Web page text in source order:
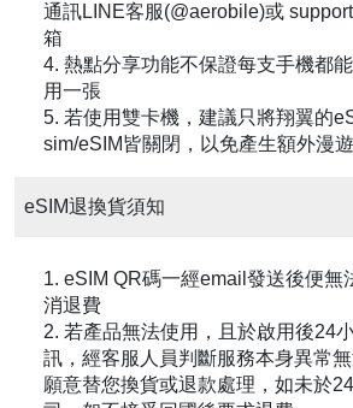
通訊LINE客服(@aerobile)或
箱
4. 熱點分享功能不保證每支手機都
用一張
5. 若使用雙卡機，建議只將翔翼的
sim/eSIM皆關閉，以免產生額外漫
eSIM退換貨須知
1. eSIM QR碼一經email發送後便無
消退費
2. 若產品無法使用，且於啟用後24
訊，經客服人員判斷服務本身異常
願意替您換貨或退款處理，如未於